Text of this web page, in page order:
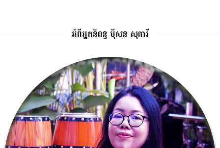
អំពីអ្នកនិពន្ធ ម៉ីសន សុធារី